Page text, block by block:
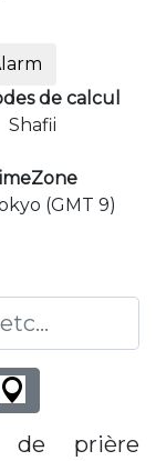
de calcul
Shafii
(GMT 9)
de prière